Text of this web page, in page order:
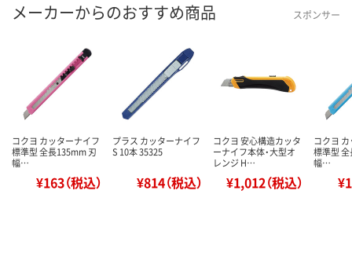
メーカーからのおすすめ商品 スポンサー
コクヨ カッターナイフ
標準型 全長135mm 刃
幅…
¥163（税込）
プラス カッターナイフ
S 10本 35325
¥814（税込）
コクヨ 安心構造カッタ
ーナイフ本体・大型オ
レンジ H…
¥1,012（税込）
コクヨ
標準型
幅…